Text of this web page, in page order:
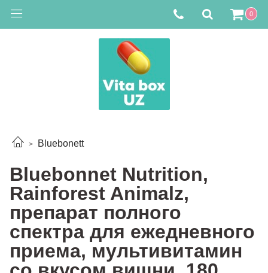
0
Bluebonett
Bluebonnet Nutrition,
Rainforest Animalz,
препарат полного
спектра для ежедневного
приема, мультивитамин